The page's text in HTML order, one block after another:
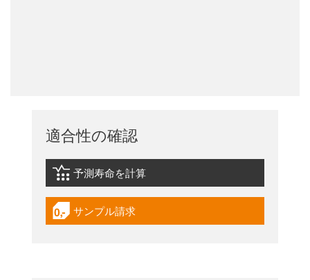
適合性の確認
igus-icon-lebensdauerrechner
予測寿命を計算
igus-icon-gratismuster
サンプル請求